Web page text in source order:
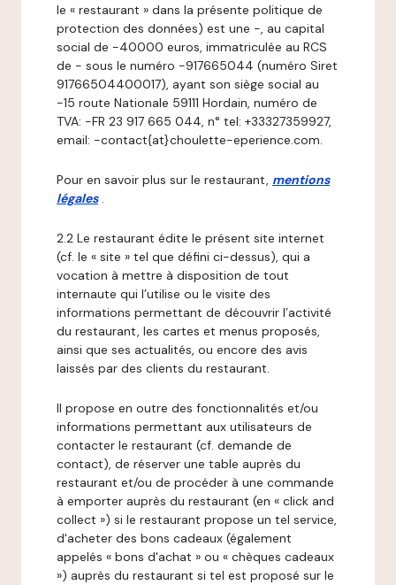
le « restaurant » dans la présente politique de
protection des données) est une -, au capital
social de -40000 euros, immatriculée au RCS
de - sous le numéro -917665044 (numéro Siret
91766504400017), ayant son siège social au
-15 route Nationale 59111 Hordain, numéro de
TVA: -FR 23 917 665 044, n° tel: +33327359927,
email: -contact{at}choulette-eperience.com.
Pour en savoir plus sur le restaurant, mentions
légales .
2.2 Le restaurant édite le présent site internet
(cf. le « site » tel que défini ci-dessus), qui a
vocation à mettre à disposition de tout
internaute qui l’utilise ou le visite des
informations permettant de découvrir l’activité
du restaurant, les cartes et menus proposés,
ainsi que ses actualités, ou encore des avis
laissés par des clients du restaurant.
Il propose en outre des fonctionnalités et/ou
informations permettant aux utilisateurs de
contacter le restaurant (cf. demande de
contact), de réserver une table auprès du
restaurant et/ou de procéder à une commande
à emporter auprès du restaurant (en « click and
collect ») si le restaurant propose un tel service,
d'acheter des bons cadeaux (également
appelés « bons d'achat » ou « chèques cadeaux
») auprès du restaurant si tel est proposé sur le